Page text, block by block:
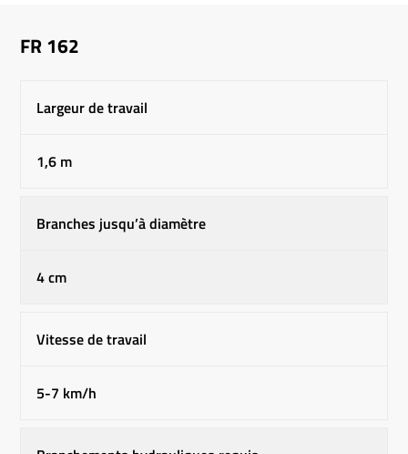
FR 162
Largeur de travail
1,6 m
Branches jusqu’à diamètre
4 cm
Vitesse de travail
5-7 km/h